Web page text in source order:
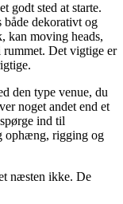
godt sted at starte.
dekorativt og
kan moving heads,
Det vigtige er
den type venue, du
noget andet end et
ind til
ophæng, rigging og
næsten ikke. De